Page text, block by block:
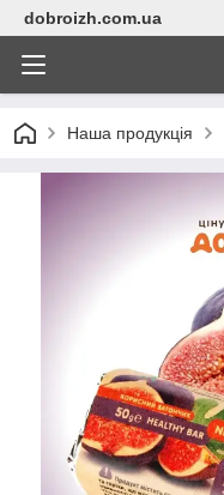
dobroizh.com.ua
Наша продукція